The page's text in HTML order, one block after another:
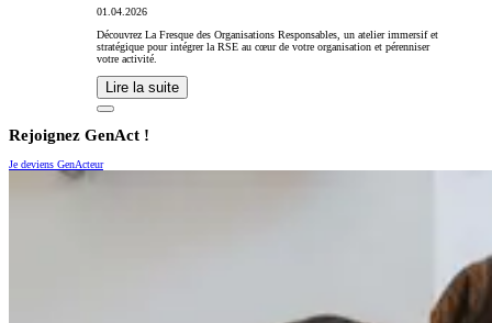
01.04.2026
Découvrez La Fresque des Organisations Responsables, un atelier immersif et
stratégique pour intégrer la RSE au cœur de votre organisation et pérenniser
votre activité.
Lire la suite
Rejoignez GenAct !
Je deviens GenActeur